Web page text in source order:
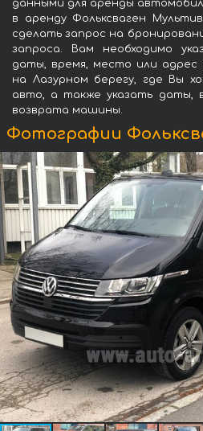
данными для аренды
в аренду Фольксваген
сделать запрос на
запроса. Вам необходимо
даты, время, место или адрес
на Лазурном берегу, где Вы
авто, а также указать даты,
возврата машины.
Фотографии